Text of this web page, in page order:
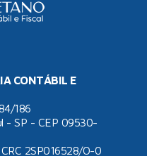
CONTÁBIL E
186
- SP - CEP 09530-
2SP016528/O-0